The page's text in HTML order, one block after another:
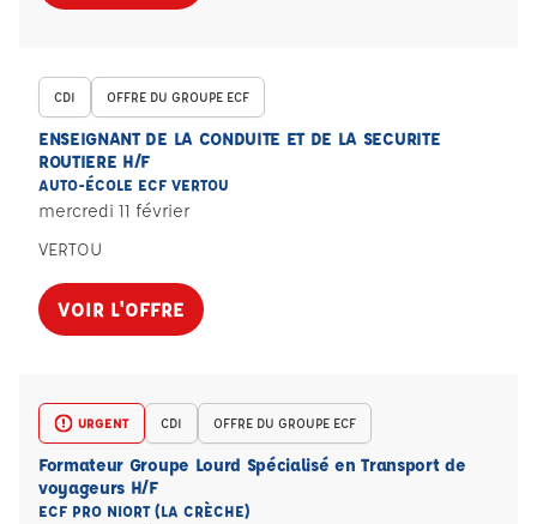
CDI OFFRE DU GROUPE ECF
ENSEIGNANT DE LA CONDUITE ET DE LA SECURITE
ROUTIERE H/F
AUTO-ÉCOLE ECF VERTOU
mercredi 11 février
VERTOU
VOIR L'OFFRE
URGENT CDI OFFRE DU GROUPE ECF
Formateur Groupe Lourd Spécialisé en Transport de
voyageurs H/F
ECF PRO NIORT (LA CRÈCHE)